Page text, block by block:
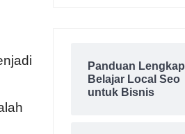
Panduan Lengkap
Belajar Local Seo
untuk Bisnis